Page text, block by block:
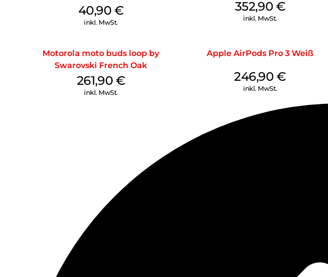
Purple
40,90 €
inkl. MwSt.
352,90 €
inkl. MwSt.
Motorola moto buds loop by
Swarovski French Oak
261,90 €
inkl. MwSt.
Apple AirPods Pro 3 Weiß
246,90€
inkl. MwSt.